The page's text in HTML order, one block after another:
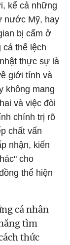
kể cả những
nước Mỹ, hay
bị cấm ở
cá thể lệch
thực sự là
giới tính và
không mang
và việc đòi
chính trị rõ
chất vấn
nhận, kiến
cho
thể hiện
cá nhân
tìm
thức